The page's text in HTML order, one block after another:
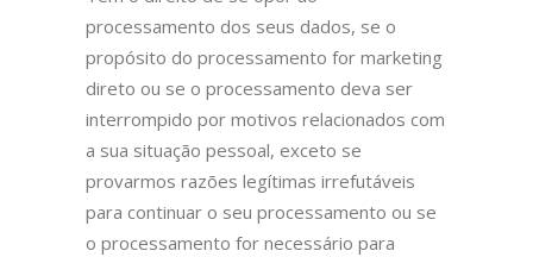
processamento dos seus dados, se o
propósito do processamento for marketing
direto ou se o processamento deva ser
interrompido por motivos relacionados com
a sua situação pessoal, exceto se
provarmos razões legítimas irrefutáveis
para continuar o seu processamento ou se
o processamento for necessário para